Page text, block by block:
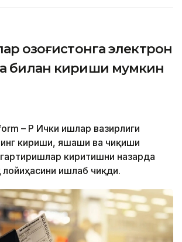
Қозоғистонга электрон
билан кириши мумкин
– ҚР Ички ишлар вазирлиги
кириши, яшаши ва чиқиши
киритишни назарда
лойиҳасини ишлаб чиқди.